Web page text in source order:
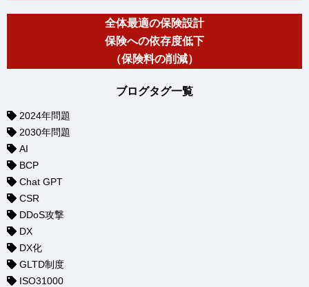
全体最適の保険設計
保険への依存度低下
（保険料の削減）
ブログタグ一覧
2024年問題
2030年問題
AI
BCP
Chat GPT
CSR
DDoS攻撃
DX
DX化
GLTD制度
ISO31000